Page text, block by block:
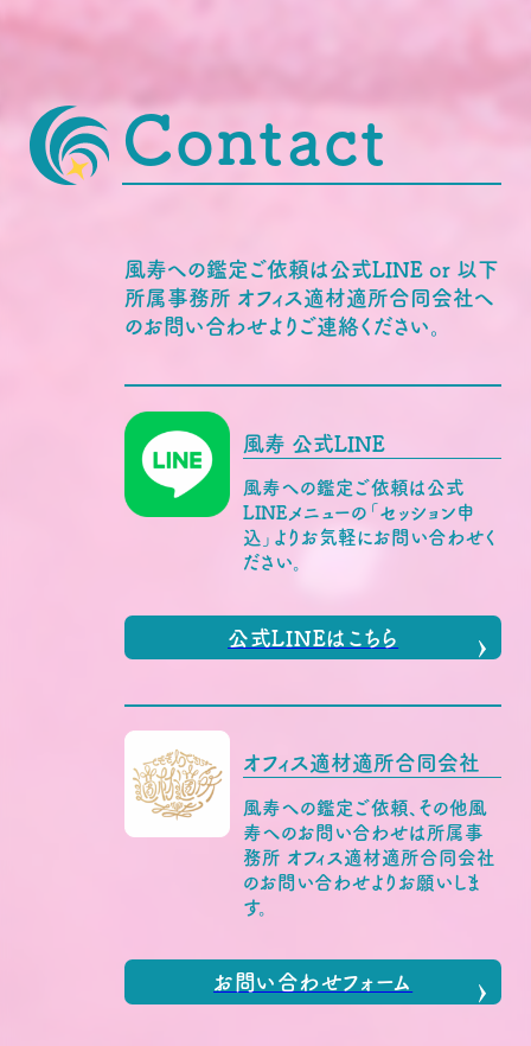
Contact
風寿への鑑定ご依頼は公式LINE or 以下
所属事務所 オフィス適材適所合同会社へ
のお問い合わせよりご連絡ください。
風寿 公式LINE
風寿への鑑定ご依頼は公式
LINEメニューの「セッション申
込」よりお気軽にお問い合わせく
ださい。
公式LINEはこちら
オフィス適材適所合同会社
風寿への鑑定ご依頼、その他風
寿へのお問い合わせは所属事
務所 オフィス適材適所合同会社
のお問い合わせよりお願いしま
す。
お問い合わせフォーム